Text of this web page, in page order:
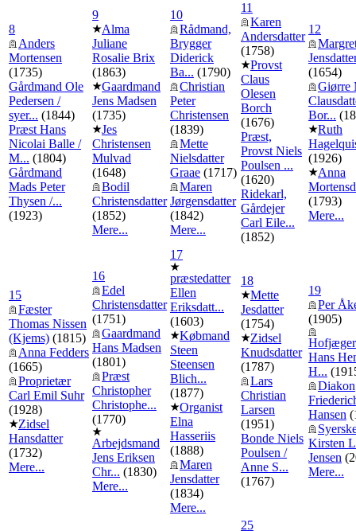
8
Anders
Mortensen
(1735)
Gårdmand Ole
Pedersen /
syer... (1844)
Præst Hans
Nicolai Balle /
M... (1804)
Gårdmand
Mads Peter
Thysen /...
(1923)
9
Alma
Juliane
Rosalie Brix
(1863)
Gaardmand
Jens Madsen
(1735)
Jes
Christensen
Mulvad
(1648)
Bodil
Christensdatter
(1852)
Mere...
10
Rådmand,
Brygger
Diderick
Ba... (1790)
Christian
Peter
Christensen
(1839)
Mette
Nielsdatter
Graae (1717)
Maren
Jørgensdatter
(1842)
Mere...
11
Karen
Andersdatter
(1758)
Provst
Claus
Olesen
Borch
(1676)
Præst,
Provst Niels
Poulsen ...
(1620)
Ridekarl,
Gårdejer
Carl Eile...
(1852)
12
(1654)
Giørre
Bor...
Ruth
(1926)
Anna
(1793)
Mere...
15
Fæster
Thomas Nissen
(Kjems) (1815)
Anna Fedders
(1665)
Proprietær
Carl Emil Suhr
(1928)
Zidsel
Hansdatter
(1732)
Mere...
16
Edel
Christensdatter
(1751)
Gaardmand
Hans Madsen
(1801)
Præst
Christopher
Christophe...
(1770)
Arbejdsmand
Jens Eriksen
Chr... (1830)
Mere...
17
præstedatter
Ellen
Eriksdatt...
(1603)
Købmand
Steen
Steensen
Blich...
(1877)
Organist
Elna
Hasseriis
(1888)
Maren
Jensdatter
(1834)
Mere...
18
Mette
Jesdatter
(1754)
Zidsel
Knudsdatter
(1787)
Lars
Christian
Larsen
(1951)
Bonde Niels
Poulsen /
Anne S...
(1767)
19
Per
(1905)
Hans
H...
Diakon
Hansen
Kirsten
Jensen
Mere...
25